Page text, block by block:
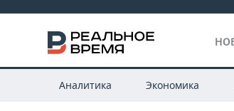
Аналитика Экономика